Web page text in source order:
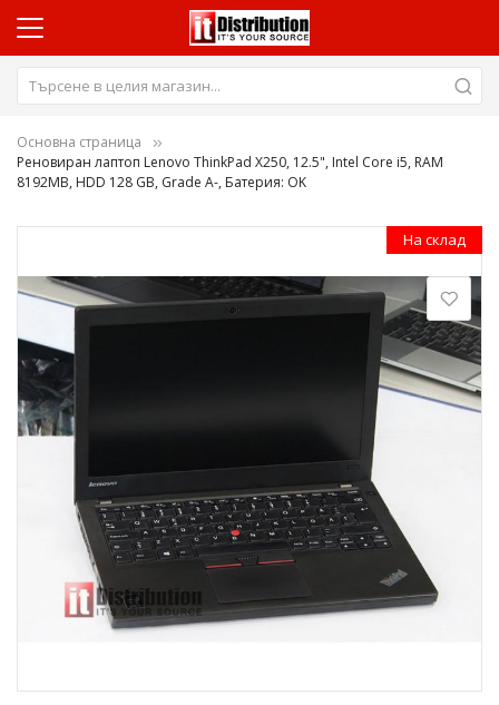
Основна страница
Реновиран лаптоп Lenovo ThinkPad X250, 12.5", Intel Core i5, RAM
8192MB, HDD 128 GB, Grade A-, Батерия: OK
края
на
на
изображенията
На склад